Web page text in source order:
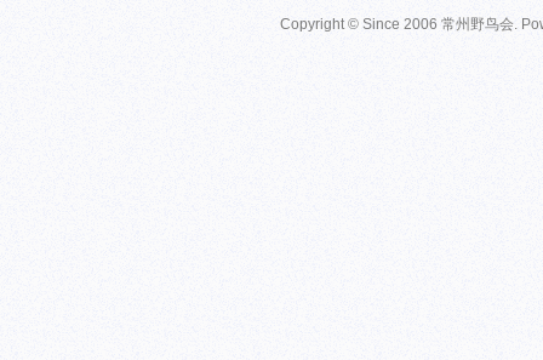
Copyright © Since 2006 常州野鸟会.